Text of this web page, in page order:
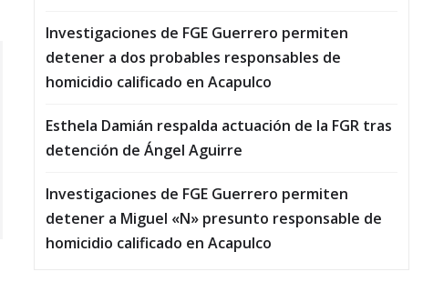
Investigaciones de FGE Guerrero permiten
detener a dos probables responsables de
homicidio calificado en Acapulco
Esthela Damián respalda actuación de la FGR tras
detención de Ángel Aguirre
Investigaciones de FGE Guerrero permiten
detener a Miguel «N» presunto responsable de
homicidio calificado en Acapulco